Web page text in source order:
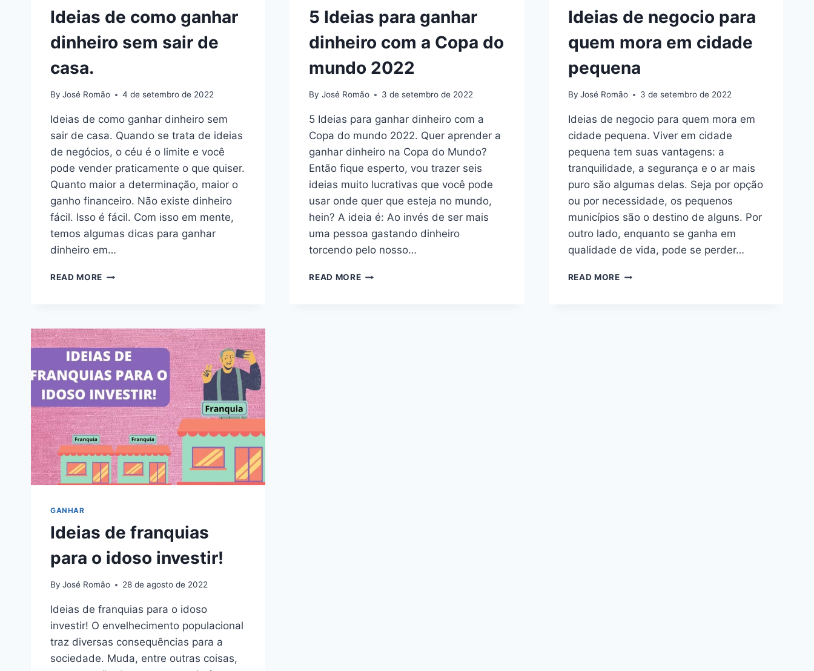
Ideias de como ganhar
dinheiro sem sair de
casa.
By José Romão 4 de setembro de 2022
Ideias de como ganhar dinheiro sem
sair de casa. Quando se trata de ideias
de negócios, o céu é o limite e você
pode vender praticamente o que quiser.
Quanto maior a determinação, maior o
ganho financeiro. Não existe dinheiro
fácil. Isso é fácil. Com isso em mente,
temos algumas dicas para ganhar
dinheiro em…
READ MORE
5 Ideias para ganhar
dinheiro com a Copa do
mundo 2022
By José Romão 3 de setembro de 2022
5 Ideias para ganhar dinheiro com a
Copa do mundo 2022. Quer aprender a
ganhar dinheiro na Copa do Mundo?
Então fique esperto, vou trazer seis
ideias muito lucrativas que você pode
usar onde quer que esteja no mundo,
hein? A ideia é: Ao invés de ser mais
uma pessoa gastando dinheiro
torcendo pelo nosso…
READ MORE
Ideias de negocio para
quem mora em cidade
pequena
By José Romão 3 de setembro de 2022
Ideias de negocio para quem mora em
cidade pequena. Viver em cidade
pequena tem suas vantagens: a
tranquilidade, a segurança e o ar mais
puro são algumas delas. Seja por opção
ou por necessidade, os pequenos
municípios são o destino de alguns. Por
outro lado, enquanto se ganha em
qualidade de vida, pode se perder…
READ MORE
GANHAR
Ideias de franquias
para o idoso investir!
By José Romão 28 de agosto de 2022
Ideias de franquias para o idoso
investir! O envelhecimento populacional
traz diversas consequências para a
sociedade. Muda, entre outras coisas,